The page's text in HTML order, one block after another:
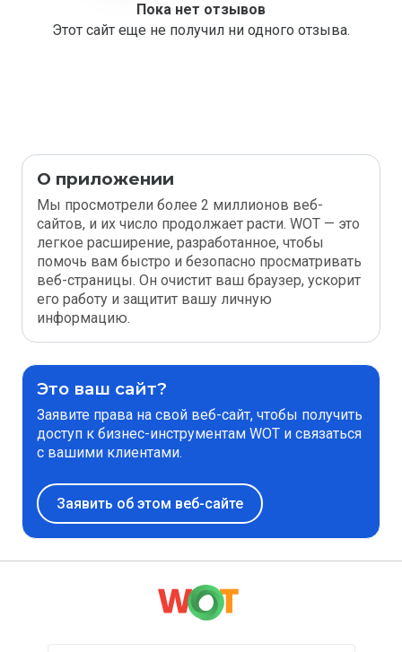
Пока нет отзывов
Этот сайт еще не получил ни одного отзыва.
О приложении
Мы просмотрели более 2 миллионов веб-
сайтов, и их число продолжает расти. WOT — это
легкое расширение, разработанное, чтобы
помочь вам быстро и безопасно просматривать
веб-страницы. Он очистит ваш браузер, ускорит
его работу и защитит вашу личную
информацию.
Это ваш сайт?
Заявите права на свой веб-сайт, чтобы получить
доступ к бизнес-инструментам WOT и связаться
с вашими клиентами.
Заявить об этом веб-сайте